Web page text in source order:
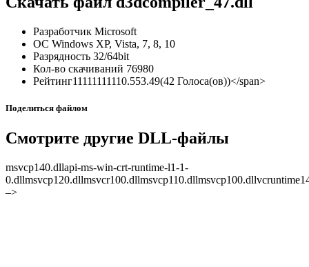
Разработчик Microsoft
ОС Windows XP, Vista, 7, 8, 10
Разрядность 32/64bit
Кол-во скачиваний 76980
Рейтинг11111111110.553.49(42 Голоса(ов))</span>
Поделиться файлом
Смотрите другие DLL-файлы
msvcp140.dllapi-ms-win-crt-runtime-l1-1-
–>